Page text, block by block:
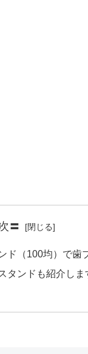
〓
ド（100均）で歯
タンドも紹介しま